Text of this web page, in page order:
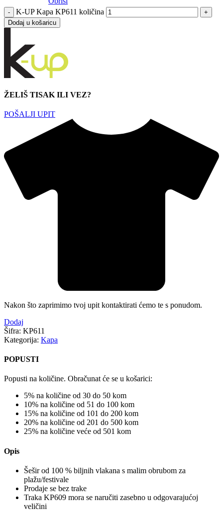
K-UP Kapa KP611 količina
Dodaj u košaricu
ŽELIŠ TISAK ILI VEZ?
POŠALJI UPIT
Nakon što zaprimimo tvoj upit kontaktirati ćemo te s ponudom.
Dodaj
Šifra: KP611
Kategorija: Kapa
POPUSTI
Popusti na količine. Obračunat će se u košarici:
5% na količine od 30 do 50 kom
10% na količine od 51 do 100 kom
15% na količine od 101 do 200 kom
20% na količine od 201 do 500 kom
25% na količine veće od 501 kom
Opis
Šešir od 100 % biljnih vlakana s malim obrubom za
plažu/festivale
Prodaje se bez trake
Traka KP609 mora se naručiti zasebno u odgovarajućoj
veličini